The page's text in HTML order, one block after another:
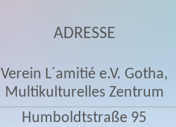
ADRESSE
Verein L´amitié e.V. Gotha,
Multikulturelles Zentrum
Humboldtstraße 95